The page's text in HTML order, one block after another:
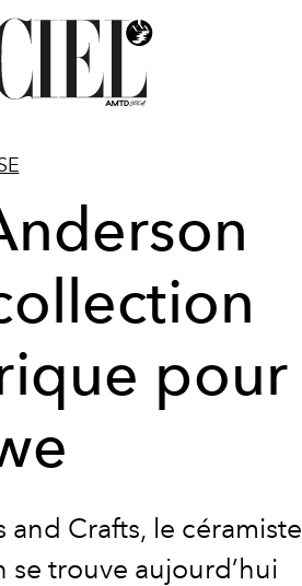
pour
Crafts, le céramiste
trouve aujourd’hui